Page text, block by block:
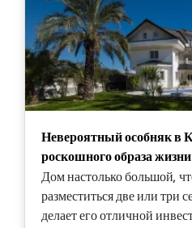
Невероятный особняк в
роскошного образа жизни
Дом настолько большой,
разместиться две или три
делает его отличной